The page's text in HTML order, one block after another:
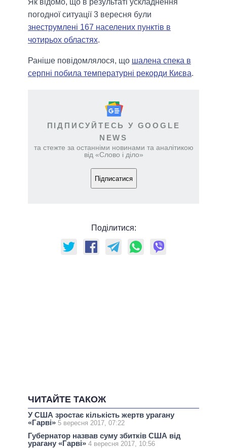
Як відомо, що в результаті ускладнення
погодної ситуації 3 вересня були
знеструмлені 167 населених пунктів в
чотирьох областях.
Раніше повідомлялося, що шалена спека в
серпні побила температурні рекорди Києва.
ПІДПИСУЙТЕСЬ У GOOGLE
NEWS
та стежте за останніми новинами та аналітикою
від «Слово і діло»
Підписатися
Поділитися:
ЧИТАЙТЕ ТАКОЖ
У США зростає кількість жертв урагану
«Гарві» 5 вересня 2017, 07:22
Губернатор назвав суму збитків США від
урагану «Гарві» 4 вересня 2017, 10:56